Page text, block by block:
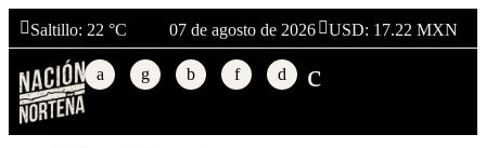
Saltillo: 22 °C 07 de agosto de 2026 USD: 17.22 MXN